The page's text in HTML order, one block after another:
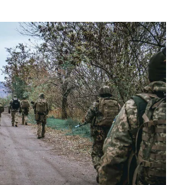
“深圳地面沉降致车辆损坏”不实
男子结婚8年发现3个女儿均非亲生
奋进开新局 实干挑大梁